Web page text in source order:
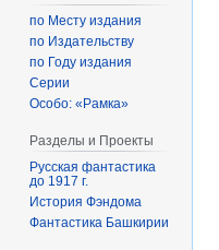
по Месту издания
по Издательству
по Году издания
Серии
Особо: «Рамка»
Разделы и Проекты
Русская фантастика
до 1917 г.
История Фэндома
Фантастика Башкирии